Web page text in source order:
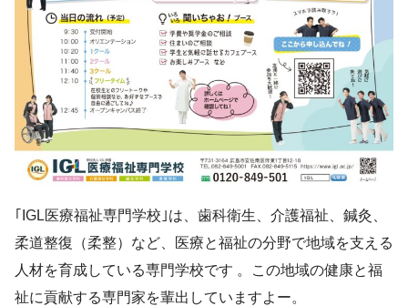
｢IGL医療福祉専門学校｣は、歯科衛生、介護福祉、鍼灸、
柔道整復（柔整）など、医療と福祉の分野で地域を支える
人材を育成している専門学校です 。この地域の健康と福
祉に貢献する専門家を輩出していますよー。